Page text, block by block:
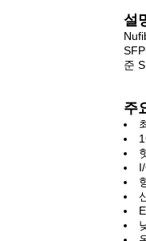
설
준
주